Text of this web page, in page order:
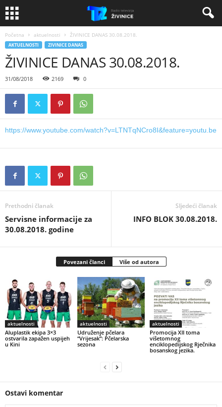
Početna aktuelnosti ŽIVINICE DANAS 30.08.2018.
AKTUELNOSTI ZIVINICE DANAS
ŽIVINICE DANAS 30.08.2018.
31/08/2018 2169 0
https://www.youtube.com/watch?v=LTNTqNCro8I&feature=youtu.be
Prethodni članak
Servisne informacije za
30.08.2018. godine
Sljedeći članak
INFO BLOK 30.08.2018.
Povezani članci Više od autora
aktuelnosti
Aluplastik ekipa 3×3
ostvarila zapažen uspijeh
u Kini
aktuelnosti
Udruženje pčelara
“Vrijesak”: Pčelarska
sezona
aktuelnosti
Promocija XII toma
višetomnog
enciklopedijskog Rječnika
bosanskog jezika.
Ostavi komentar